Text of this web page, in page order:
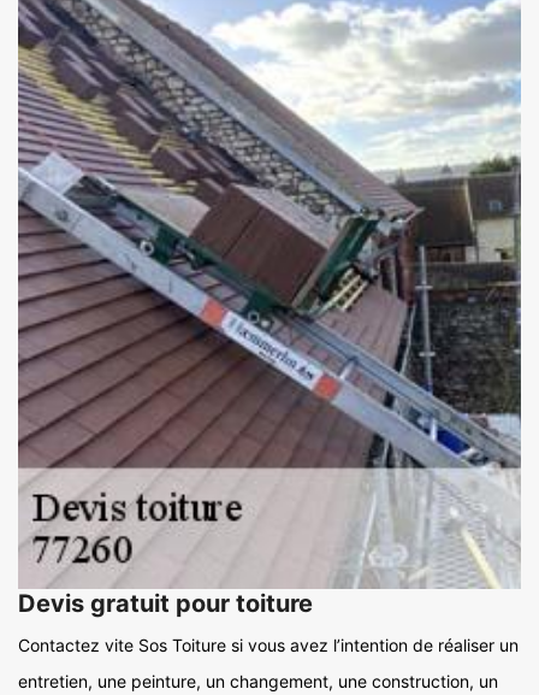
Devis gratuit pour toiture
Contactez vite Sos Toiture si vous avez l’intention de réaliser un
entretien, une peinture, un changement, une construction, un